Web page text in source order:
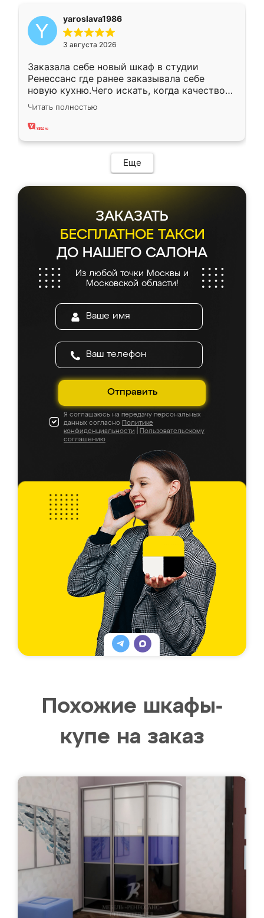
yaroslava1986
3 августа 2026
Заказала себе новый шкаф в студии
Ренессанс где ранее заказывала себе
новую кухню.Чего искать, когда качеством
вполне довольна. Служит кухня уже почти
два года, нареканий нет.
Читать полностью
Еще
ЗАКАЗАТЬ
БЕСПЛАТНОЕ ТАКСИ
ДО НАШЕГО САЛОНА
Из любой точки Москвы и
Московской области!
Отправить
Я соглашаюсь на передачу персональных
данных согласно Политике
конфиденциальности
Пользовательскому
соглашению
Похожие шкафы-
купе на заказ